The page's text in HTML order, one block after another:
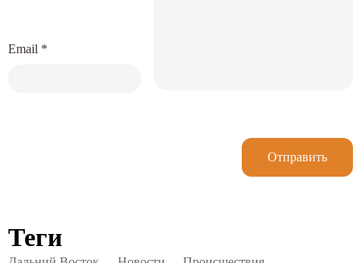
Email *
Отправить
Теги